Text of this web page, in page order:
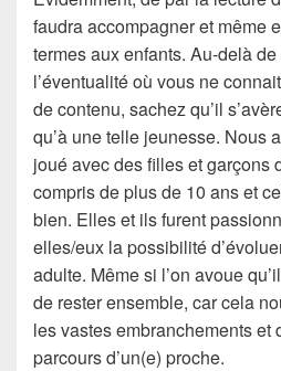
faudra accompagner et même
termes aux enfants. Au-delà
l’éventualité où vous ne
de contenu, sachez qu’il
qu’à une telle jeunesse. Nous
joué avec des filles et garçons
compris de plus de 10 ans et
bien. Elles et ils furent
elles/eux la possibilité
adulte. Même si l’on avoue
de rester ensemble, car cela
les vastes embranchements et
parcours d’un(e) proche.